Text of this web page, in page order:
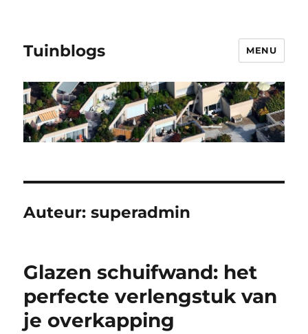
Tuinblogs MENU
Auteur:superadmin
Glazen schuifwand: het
perfecte verlengstuk van
je overkapping